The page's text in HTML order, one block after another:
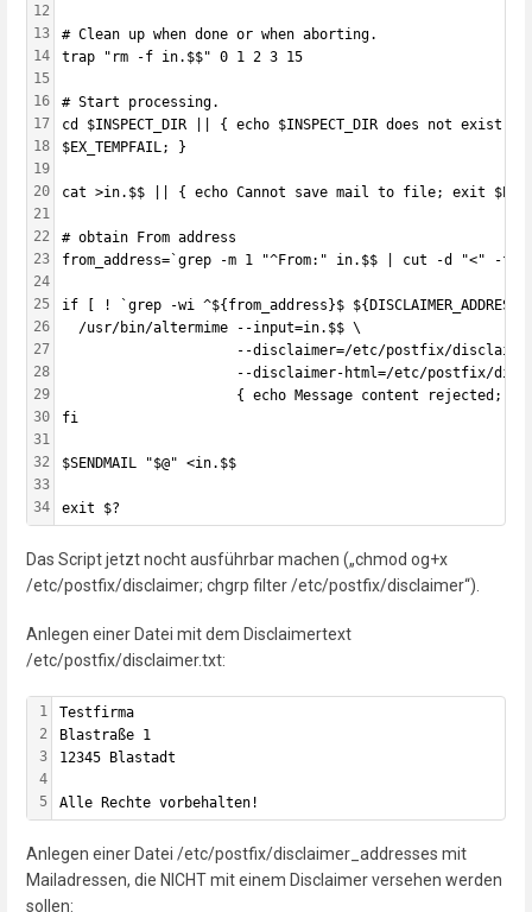
12
13
14
15
16
17
18
19
20
21
22
23
24
25
26
27
28
29
30
31
32
33
34
# Clean up when done or when aborting.
trap "rm -f in.$$" 0 1 2 3 15
# Start processing.
cd $INSPECT_DIR || { echo $INSPECT_DIR does not exist;
$EX_TEMPFAIL; }
cat >in.$$ || { echo Cannot save mail to file; exit
# obtain From address
from_address=`grep -m 1 "^From:" in.$$ | cut -d
if [ ! `grep -wi ^${from_address}$
  /usr/bin/altermime --input=in.$$ \
--disclaimer=/etc/postfix/
--disclaimer-html=/etc/postfix/
{ echo Message content rejected;
fi
$SENDMAIL "$@" <in.$$
exit $?
Das Script jetzt nocht ausführbar machen („chmod og+x
/etc/postfix/disclaimer; chgrp filter /etc/postfix/disclaimer“).
Anlegen einer Datei mit dem Disclaimertext
/etc/postfix/disclaimer.txt:
1
2
3
4
5
Testfirma
Blastraße 1
12345 Blastadt
Alle Rechte vorbehalten!
Anlegen einer Datei /etc/postfix/disclaimer_addresses mit
Mailadressen, die NICHT mit einem Disclaimer versehen werden
sollen: